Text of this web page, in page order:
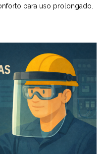
para uso prolongado.